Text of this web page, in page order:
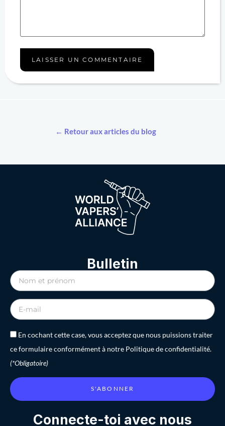
← Retour aux articles du blog
Bulletin
En cochant cette case, vous acceptez que nous puissions traiter
ce formulaire conformément à notre Politique de confidentialité.
(*Obligatoire)
S'ABONNER
Connecte-toi avec nous